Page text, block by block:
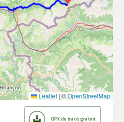
Leaflet | ©OpenStreetMap
GPX du tracé gratuit